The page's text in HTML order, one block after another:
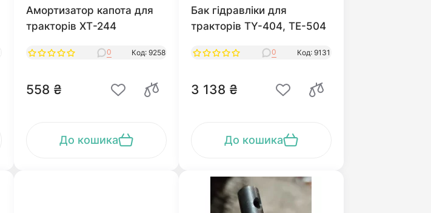
Амортизатор капота для
тракторів ХТ-244
0 Код: 9258
558 ₴
До кошика
Бак гідравліки для
тракторів TY-404, TE-504
0 Код: 9131
3 138 ₴
До кошика